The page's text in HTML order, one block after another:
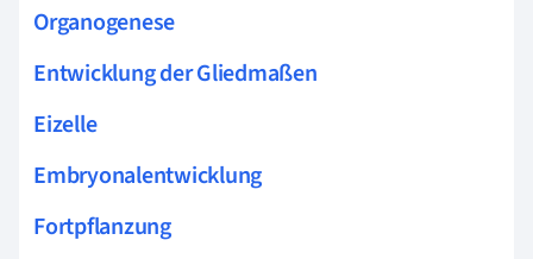
Organogenese
Entwicklung der Gliedmaßen
Eizelle
Embryonalentwicklung
Fortpflanzung